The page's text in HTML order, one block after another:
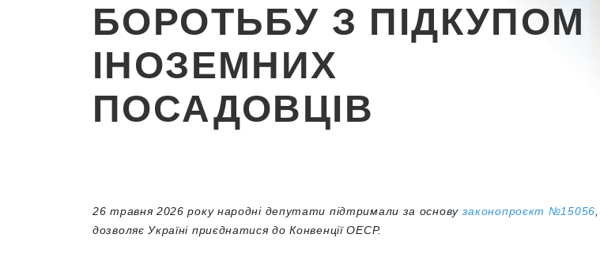
БОРОТЬБУ З ПІДКУПОМ
ІНОЗЕМНИХ
ПОСАДОВЦІВ
26 травня 2026 року народні депутати підтримали за основу законопроєкт №15056
дозволяє Україні приєднатися до Конвенції OEСР.